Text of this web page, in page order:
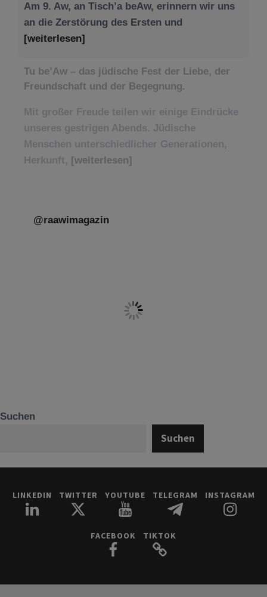
Am 9. Aw, an Tisch’a beAw, erinnern wir uns
an die Zerstörung des Ersten und
[weiterlesen]
Tu be’Aw – das jüdische Fest der Liebe, der
Freundschaft und der Begegnung.
Mit großer Freude teilen wir einige Eindrücke
unseres gestrigen Abends. Jüdische
Menschen unterschiedlicher Generationen,
Herkunft, [weiterlesen]
@raawimagazin
Suchen
Suchen
LINKEDIN TWITTER YOUTUBE TELEGRAM INSTAGRAM
FACEBOOK TIKTOK